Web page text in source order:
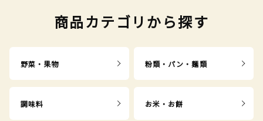
商品カテゴリから探す
野菜・果物 粉類・パン・麺類
調味料 お米・お餅